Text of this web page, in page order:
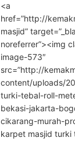
<a
href=”http://
masjid”
noreferrer”><img
image-573″
src=”http://
content/uploads/
turki-tebal-roll-
bekasi-jakarta-
cikarang-murah-
karpet masjid turki